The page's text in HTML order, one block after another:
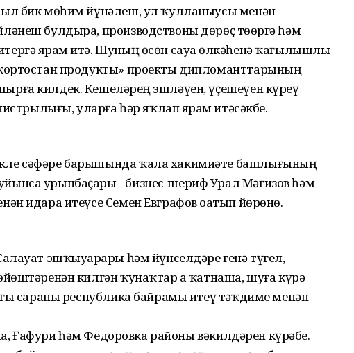
бик мөһим йүнәлеш, ул ҡулланыусы менән
булдыра, производствоны дөрөҫ төҙөргә һәм
ярҙам итә. Шуның өсөн сауҙа өлкәһенә ҡағылышлы
продукты» проекты дипломанттарының
килдек. Кешеләрҙең эшләүен, үҫешеүен күреү
уларға һәр яҡлап ярҙам итәсәкбеҙ.
сәфәре барышында ҡала хакимиәте башлығының
урынбаҫары - бизнес-шериф Урал Мәғизов һәм
идара итеүсе Семен Евграфов оҙатып йөрөнө.
эшҡыуарҙары һәм йүнселдәре генә түгел,
килгән ҡунаҡтар ҙа ҡатнаша, шуға күрә
сараны республика байрамы итеү тәҡдиме менән
Ғафури һәм Федоровка районы вәкилдәрен күрәбеҙ.